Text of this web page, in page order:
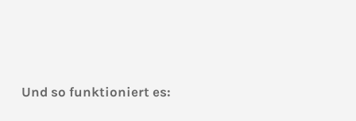
Und so funktioniert es: